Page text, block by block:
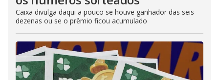
Caixa divulga daqui a pouco se houve ganhador das seis
dezenas ou se o prêmio ficou acumulado